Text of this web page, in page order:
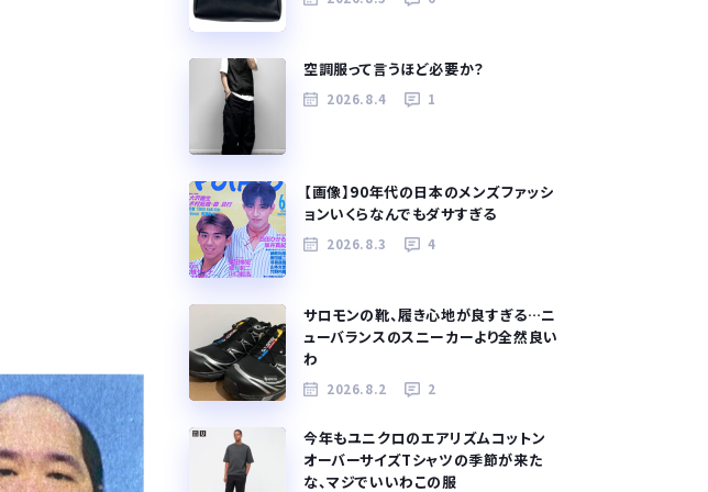
空調服って言うほど必要か？
2026.8.4 1
【画像】90年代の日本のメンズファッシ
ョンいくらなんでもダサすぎる
2026.8.3 4
サロモンの靴、履き心地が良すぎる…ニ
ューバランスのスニーカーより全然良い
わ
2026.8.2 2
今年もユニクロのエアリズムコットン
オーバーサイズTシャツの季節が来た
な、マジでいいわこの服